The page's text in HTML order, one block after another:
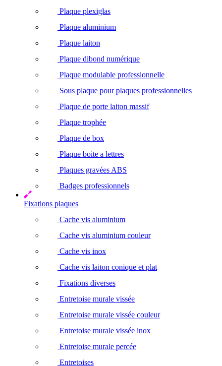
Plaque plexiglas
Plaque aluminium
Plaque laiton
Plaque dibond numérique
Plaque modulable professionnelle
Sous plaque pour plaques professionnelles
Plaque de porte laiton massif
Plaque trophée
Plaque de box
Plaque boite a lettres
Plaques gravées ABS
Badges professionnels
Fixations plaques
Cache vis aluminium
Cache vis aluminium couleur
Cache vis inox
Cache vis laiton conique et plat
Fixations diverses
Entretoise murale vissée
Entretoise murale vissée couleur
Entretoise murale vissée inox
Entretoise murale percée
Entretoises